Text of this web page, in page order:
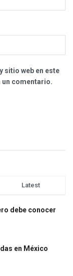
sitio web en este
un comentario.
Latest
debe conocer
en México